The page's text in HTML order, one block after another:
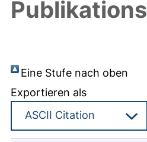
Eine Stufe nach oben
Exportieren als